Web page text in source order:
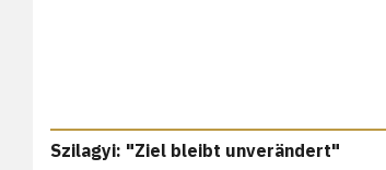
Szilagyi: "Ziel bleibt unverändert"